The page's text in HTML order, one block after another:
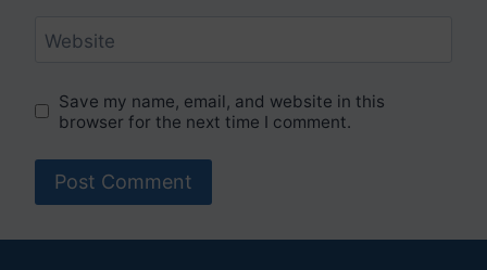
Website
Save my name, email, and website in this
browser for the next time I comment.